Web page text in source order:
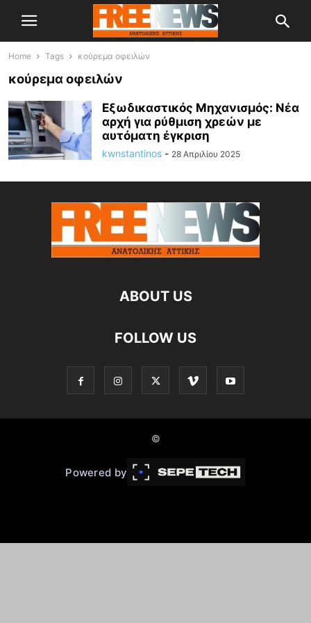
Home Tags κούρεμα οφειλών
κούρεμα οφειλών
Εξωδικαστικός Μηχανισμός: Νέα
αρχή για ρύθμιση χρεών με
αυτόματη έγκριση
kwnstantinos - 28 Απριλίου 2025
ABOUT US
FOLLOW US
©
Powered by